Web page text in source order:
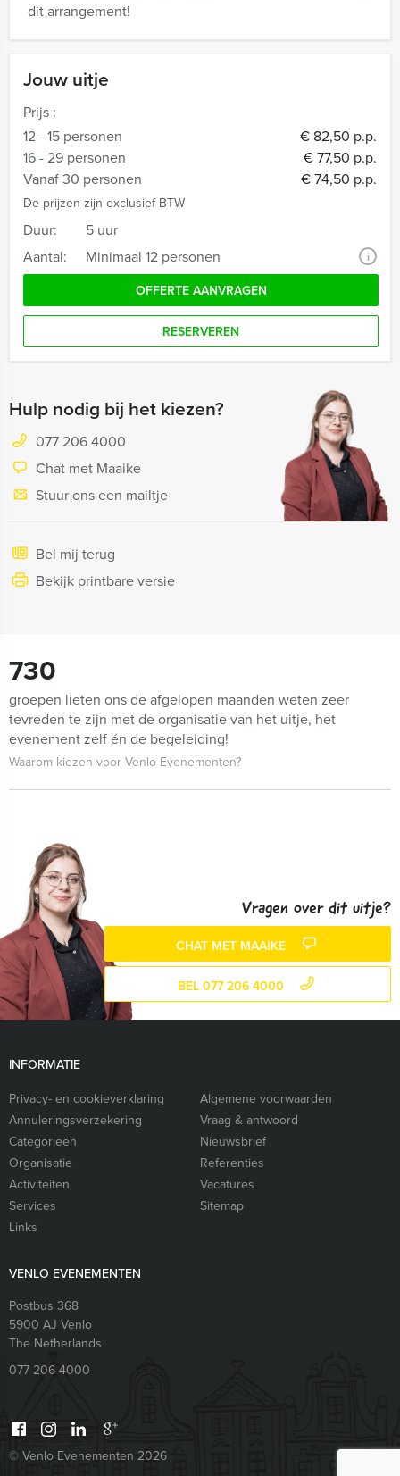
Jouw uitje
Prijs :
12 - 15 personen
€ 82,50 p.p.
16 - 29 personen
€ 77,50 p.p.
Vanaf 30 personen
€ 74,50 p.p.
De prijzen zijn exclusief BTW
Duur:
5 uur
Aantal:
Minimaal 12 personen i
OFFERTE AANVRAGEN
RESERVEREN
Hulp nodig bij het kiezen?
077 206 4000
Chat met Maaike
Stuur ons een mailtje
Bel mij terug
Bekijk printbare versie
dit arrangement!
730
groepen lieten ons de afgelopen maanden weten zeer
tevreden te zijn met de organisatie van het uitje, het
evenement zelf én de begeleiding!
Waarom kiezen voor Venlo Evenementen?
Vragen over dit uitje?
CHAT MET MAAIKE
BEL 077 206 4000
INFORMATIE
Privacy- en cookieverklaring
Algemene voorwaarden
Annuleringsverzekering
Vraag & antwoord
Categorieën
Nieuwsbrief
Organisatie
Referenties
Activiteiten
Vacatures
Services
Sitemap
Links
VENLO EVENEMENTEN
Postbus 368
5900 AJ Venlo
The Netherlands
077 206 4000
© Venlo Evenementen 2026